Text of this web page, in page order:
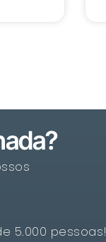
5.000 pessoas!